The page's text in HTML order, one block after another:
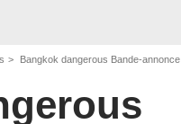
Bangkok dangerous Bande-